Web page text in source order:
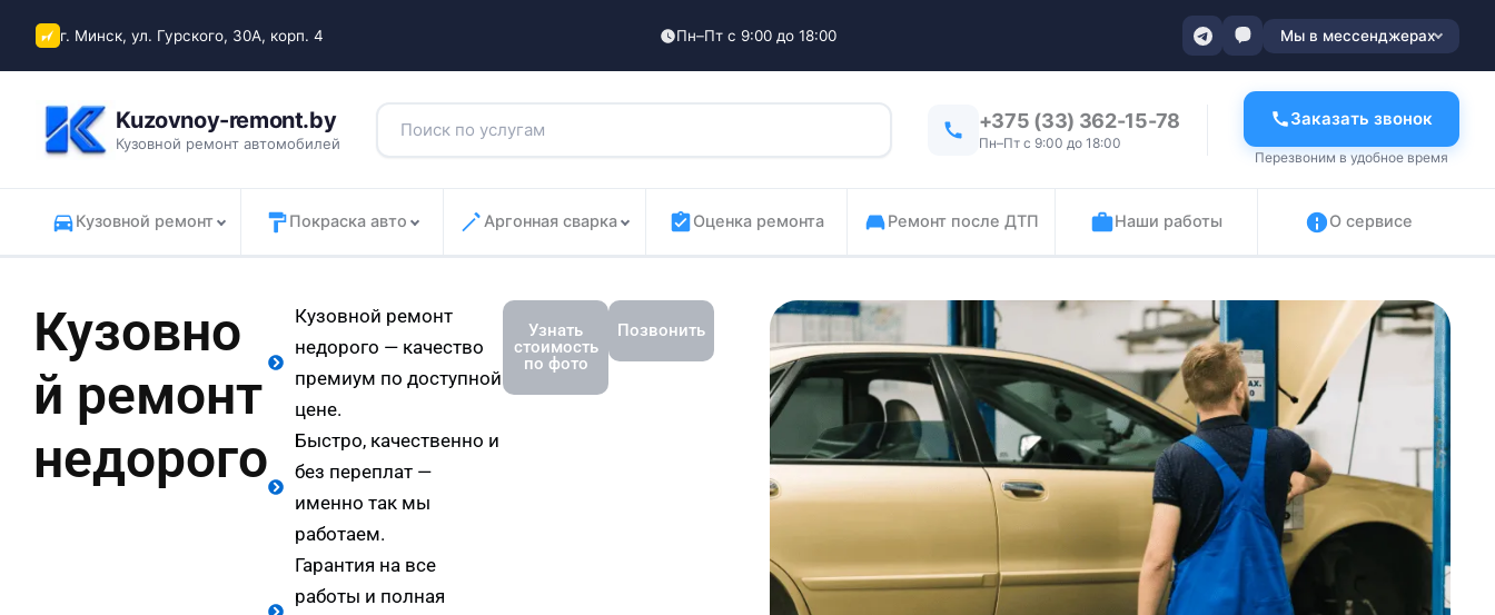
г. Минск, ул. Гурского, 30А, корп. 4 Пн–Пт с 9:00 до 18:00 Мы в мессенджерах
Kuzovnoy-remont.by
Кузовной ремонт автомобилей
+375 (33) 362-15-78
Пн–Пт с 9:00 до 18:00
Заказать звонок
Перезвоним в удобное время
Кузовной ремонт Покраска авто Аргонная сварка Оценка ремонта Ремонт после ДТП Наши работы О сервисе
содержимому
Кузовно
й ремонт
недорого
Кузовной ремонт
недорого — качество
премиум по доступной
цене.
Быстро, качественно и
без переплат —
именно так мы
работаем.
Гарантия на все
работы и полная
Узнать
стоимость
по фото
Позвонить